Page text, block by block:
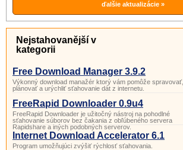
ďalšie aktualizácie »
Nejstahovanější v
kategorii
Free Download Manager 3.9.2
Výkonný download manažér ktorý vám pomôže spravovať,
plánovať a urýchliť sťahovanie dát z internetu.
FreeRapid Downloader 0.9u4
FreeRapid Downloader je užitočný nástroj na pohodlné
sťahovanie súborov bez čakania z obľúbeného servera
Rapidshare a iných podobných serverov.
Internet Download Accelerator 6.1
Program umožňujúci zvýšiť rýchlosť sťahovania.